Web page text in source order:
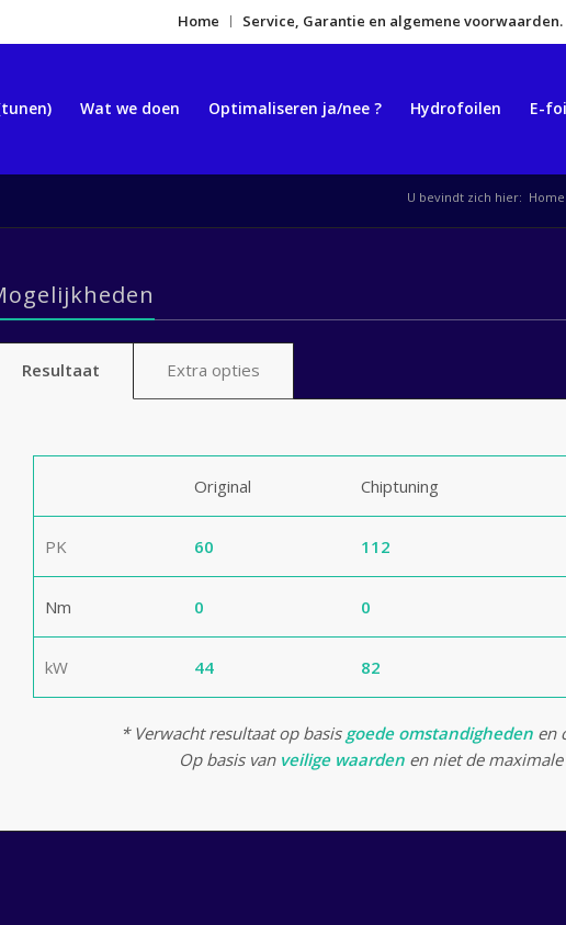
Home Service, Garantie en algemene voorwaarden.
Wat we doen Optimaliseren ja/nee ? Hydrofoilen E-
U bevindt zich hier: Home
Resultaat Extra opties
Original Chiptuning
PK 60 112
Nm 0 0
kW 44 82
* Verwacht resultaat op basis goede omstandighedenen
Op basis van veilige waardenen niet de maximale